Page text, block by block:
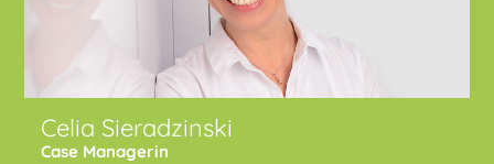
Celia Sieradzinski
Case Managerin